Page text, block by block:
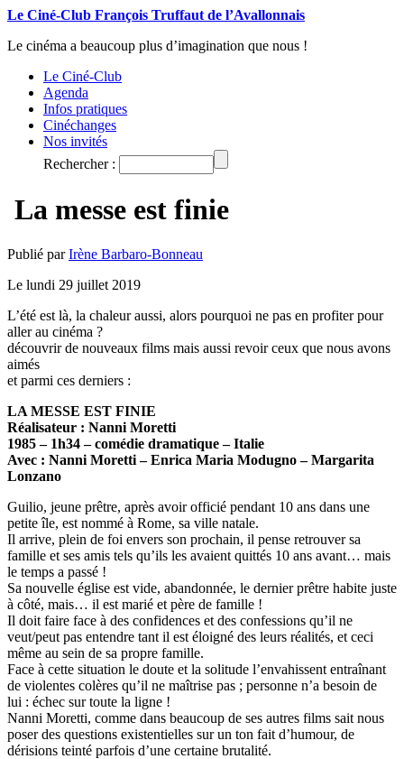
Le Ciné-Club François Truffaut de l’Avallonnais
Le cinéma a beaucoup plus d’imagination que nous !
Le Ciné-Club
Agenda
Infos pratiques
Cinéchanges
Nos invités
Rechercher :
La messe est finie
Publié parIrène Barbaro-Bonneau
Le lundi 29 juillet 2019
L’été est là, la chaleur aussi, alors pourquoi ne pas en profiter pour
aller au cinéma ?
découvrir de nouveaux films mais aussi revoir ceux que nous avons
aimés
et parmi ces derniers :
LA MESSE EST FINIE
Réalisateur : Nanni Moretti
1985 – 1h34 – comédie dramatique – Italie
Avec : Nanni Moretti – Enrica Maria Modugno – Margarita
Lonzano
Guilio, jeune prêtre, après avoir officié pendant 10 ans dans une
petite île, est nommé à Rome, sa ville natale.
Il arrive, plein de foi envers son prochain, il pense retrouver sa
famille et ses amis tels qu’ils les avaient quittés 10 ans avant… mais
le temps a passé !
Sa nouvelle église est vide, abandonnée, le dernier prêtre habite juste
à côté, mais… il est marié et père de famille !
Il doit faire face à des confidences et des confessions qu’il ne
veut/peut pas entendre tant il est éloigné des leurs réalités, et ceci
même au sein de sa propre famille.
Face à cette situation le doute et la solitude l’envahissent entraînant
de violentes colères qu’il ne maîtrise pas ; personne n’a besoin de
lui : échec sur toute la ligne !
Nanni Moretti, comme dans beaucoup de ses autres films sait nous
poser des questions existentielles sur un ton fait d’humour, de
dérisions teinté parfois d’une certaine brutalité.